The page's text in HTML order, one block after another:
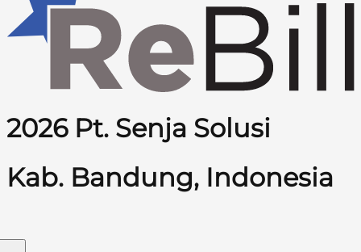
2026 Pt. Senja Solusi
Kab. Bandung, Indonesia